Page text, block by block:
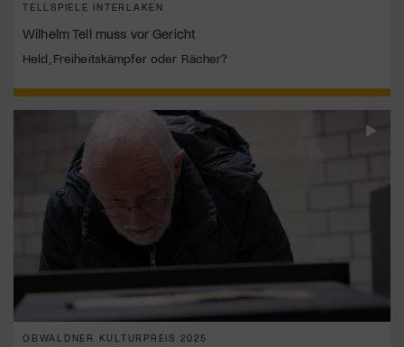
TELLSPIELE INTERLAKEN
Wilhelm Tell muss vor Gericht
Held, Freiheitskämpfer oder Rächer?
OBWALDNER KULTURPREIS 2025